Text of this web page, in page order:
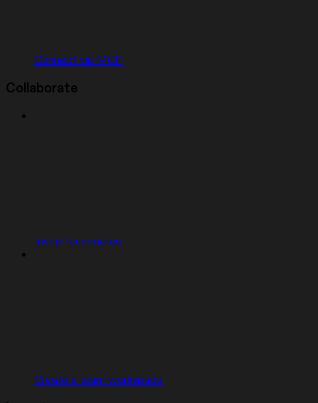
Connect via MCP
Collaborate
Invite teammates
Create a team workspace